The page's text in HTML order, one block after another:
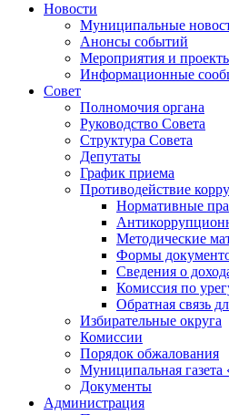
Новости
Муниципальные
Анонсы событий
Мероприятия и
Информационные
Совет
Полномочия органа
Руководство Совета
Структура Совета
Депутаты
График приема
Противодействие
Нормативные
Методические
Формы
Сведения о
Комиссия по
Обратная связь
Избирательные округа
Комиссии
Порядок обжалования
Муниципальная
Документы
Администрация